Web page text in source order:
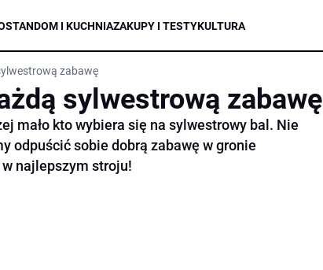
DOM I KUCHNIAZAKUPY I TESTYKULTURA
zabawę
sylwestrową zabawę
mało kto wybiera się na sylwestrowy bal. Nie
odpuścić sobie dobrą zabawę w gronie
najlepszym stroju!